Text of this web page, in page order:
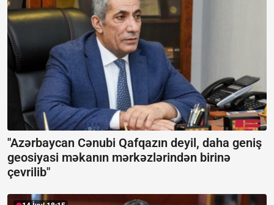
"Azərbaycan Cənubi Qafqazın deyil, daha geniş
geosiyasi məkanın mərkəzlərindən birinə
çevrilib"